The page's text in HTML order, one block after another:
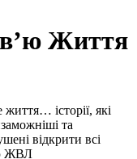
Життя
історії, які
та
відкрити всі
ЖВЛ